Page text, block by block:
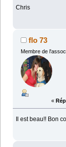
Chris
flo 73
Membre de
«
Il est beau!! Bon